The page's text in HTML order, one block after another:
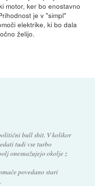
motor, ker bo enostavno
je v "simpl"
elektrike, ki bo dala
želijo.
bull shit. V kolikor
tudi vse turbo
onesnažujejo okolje z
povedano stari